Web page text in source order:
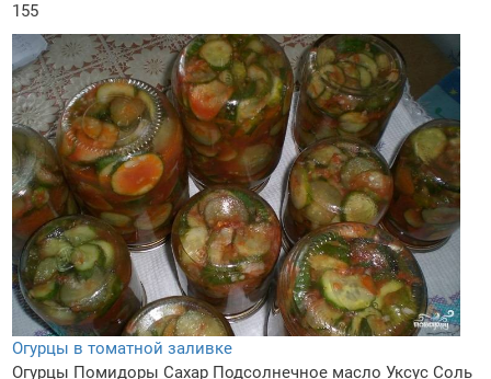
155
Огурцы в томатной заливке
Огурцы Помидоры Сахар Подсолнечное масло Уксус Соль